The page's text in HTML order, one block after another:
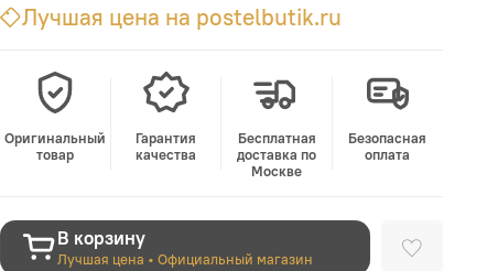
Лучшая цена на postelbutik.ru
Оригинальный
товар
Гарантия
качества
Бесплатная
доставка по
Москве
Безопасная
оплата
В корзину
Лучшая цена • Официальный магазин